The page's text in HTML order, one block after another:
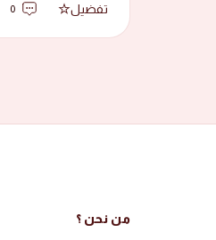
تفضيل 0
من نحن ؟